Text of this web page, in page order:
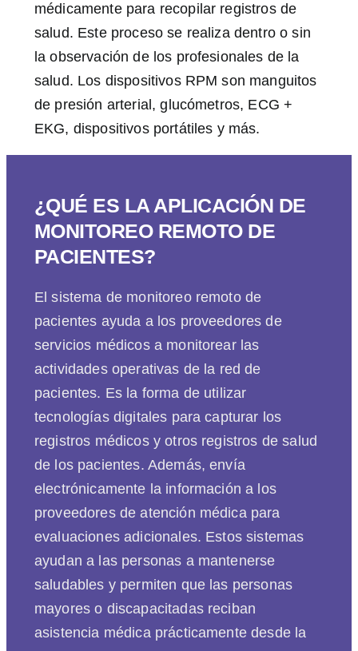
médicamente para recopilar registros de
salud. Este proceso se realiza dentro o sin
la observación de los profesionales de la
salud. Los dispositivos RPM son manguitos
de presión arterial, glucómetros, ECG +
EKG, dispositivos portátiles y más.
¿QUÉ ES LA APLICACIÓN DE
MONITOREO REMOTO DE
PACIENTES?
El sistema de monitoreo remoto de
pacientes ayuda a los proveedores de
servicios médicos a monitorear las
actividades operativas de la red de
pacientes. Es la forma de utilizar
tecnologías digitales para capturar los
registros médicos y otros registros de salud
de los pacientes. Además, envía
electrónicamente la información a los
proveedores de atención médica para
evaluaciones adicionales. Estos sistemas
ayudan a las personas a mantenerse
saludables y permiten que las personas
mayores o discapacitadas reciban
asistencia médica prácticamente desde la